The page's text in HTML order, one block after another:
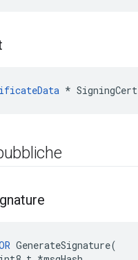
* SigningCert
GenerateSignature(